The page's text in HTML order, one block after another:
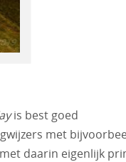
is best goed
met
daarin eigenlijk